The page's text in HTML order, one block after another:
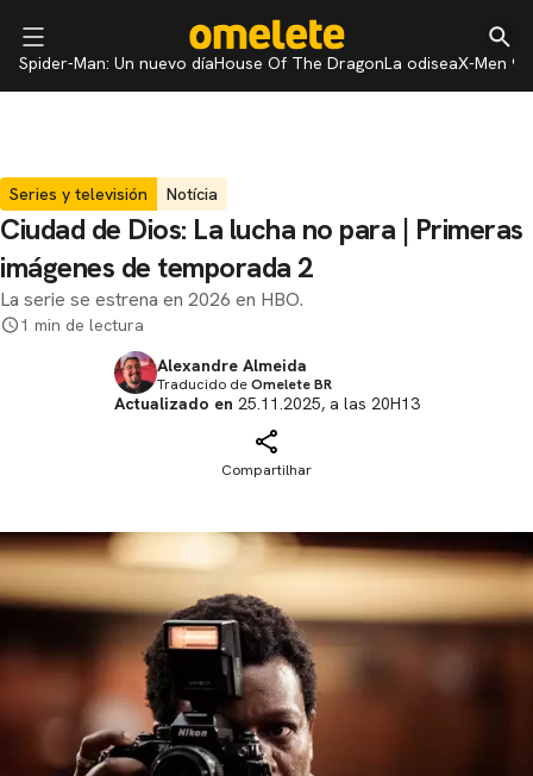
Spider-Man: Un nuevo díaHouse Of The DragonLa odiseaX-Men 97
Series y televisión Notícia
Ciudad de Dios: La lucha no para | Primeras
imágenes de temporada 2
La serie se estrena en 2026 en HBO.
1 min de lectura
Alexandre Almeida
Traducido deOmelete BR
Actualizado en 25.11.2025, a las 20H13
Compartilhar